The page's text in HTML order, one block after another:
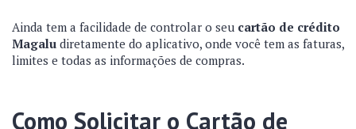
Ainda tem a facilidade de controlar o seu cartão de crédito
Magalu diretamente do aplicativo, onde você tem as faturas,
limites e todas as informações de compras.
Como Solicitar o Cartão de